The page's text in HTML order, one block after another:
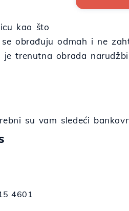
kao što
obrađuju odmah i ne
trenutna obrada
su vam sledeći
4601